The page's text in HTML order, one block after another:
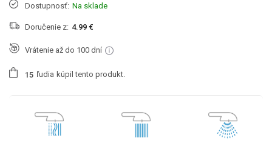
Dostupnosť: Na sklade
Doručenie z: 4.99 €
Vrátenie až do 100 dní
15 ľudia kúpil tento produkt.